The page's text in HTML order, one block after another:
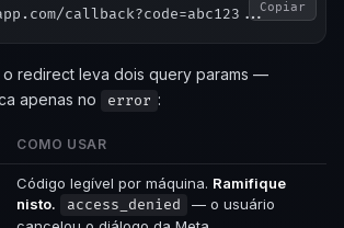
Copiar
o redirect leva dois query params —
apenas no
error :
COMO USAR
Código legível por máquina. Ramifique
nisto.
access_denied
— o usuário